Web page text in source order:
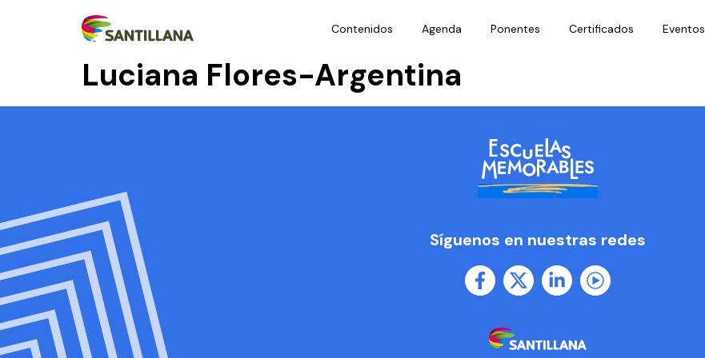
Contenidos Agenda Ponentes Certificados Eventos
Luciana Flores-Argentina
Síguenos en nuestras redes